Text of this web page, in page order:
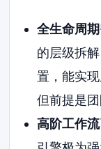
全生命周期
的层级拆
置，能实
但前提是
高阶工作流